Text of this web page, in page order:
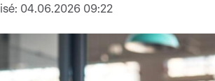
04.06.2026 09:22